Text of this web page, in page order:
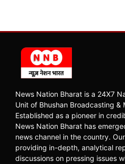
News Nation Bharat is a 24X7
Unit of Bhushan Broadcasting &
Established as a pioneer in
News Nation Bharat has
news channel in the country.
providing in-depth, analytical
discussions on pressing issues